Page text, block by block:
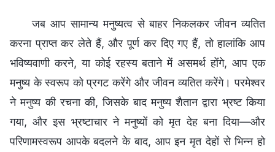
जब आप सामान्य मनुष्यत्व से बाहर निकलकर जीवन व्यतित
करना प्राप्त कर लेते हैं, और पूर्ण कर दिए गए हैं, तो हालांकि आप
भविष्यवाणी करने, या कोई रहस्य बताने में असमर्थ होंगे, आप एक
मनुष्य के स्वरूप को प्रगट करेंगे और जीवन व्यतित करेंगे। परमेश्वर
ने मनुष्य की रचना की, जिसके बाद मनुष्य शैतान द्वारा भ्रष्ट किया
गया, और इस भ्रष्टाचार ने मनुष्यों को मृत देह बना दिया—और
परिणामस्वरूप आपके बदलने के बाद, आप इन मृत देहों से भिन्न हो